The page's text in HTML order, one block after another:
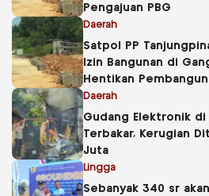
Pengajuan PBG
Daerah
Satpol PP
Izin Bangunan di
Hentikan
PBG
Daerah
Gudang Elektronik di
Terbakar, Kerugian
Juta
Lingga
Sebanyak 340 sr